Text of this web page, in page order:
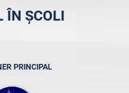
ÎN ȘCOLI
PRINCIPAL